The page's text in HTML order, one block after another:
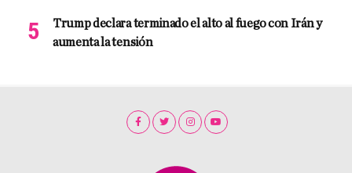
Trump declara terminado el alto al fuego con Irán y
aumenta la tensión